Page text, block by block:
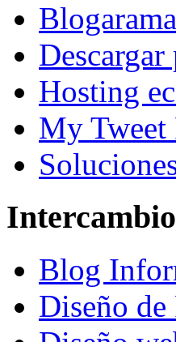
Blogarama
Descargar
Hosting
My
Blog
Diseño de